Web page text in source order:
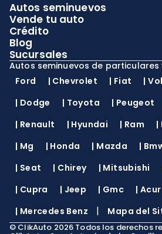
Autos seminuevos
Vende tu auto
Crédito
Blog
Sucursales
Autos seminuevos de particulares
Ford
| Chevrolet | Fiat |
| Dodge | Toyota | Peugeot
| Renault | Hyundai | Ram |
| Mg | Honda | Mazda |
| Seat | Chirey | Mitsubishi
| Cupra | Jeep | Gmc |
| Mercedes Benz | Mapa del
© ClikAuto 2026 Todos los derechos